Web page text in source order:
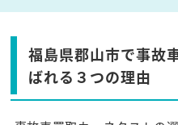
福島県郡山市で事故
ばれる３つの理由